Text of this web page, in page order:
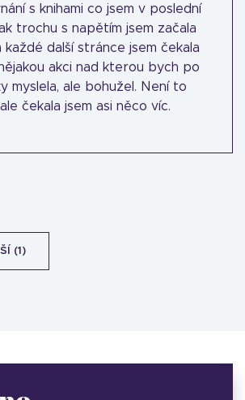
s knihami co jsem v poslední
trochu s napětím jsem začala
každé další stránce jsem čekala
akci nad kterou bych po
myslela, ale bohužel. Není to
čekala jsem asi něco víc.
(1)